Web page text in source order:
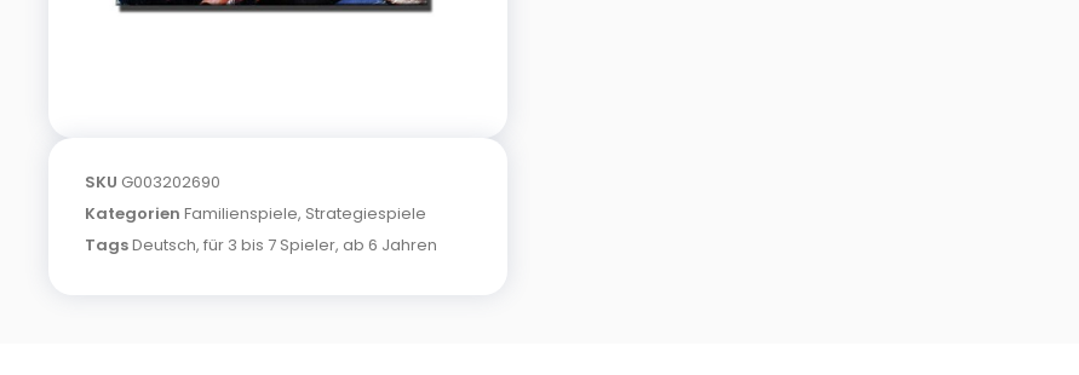
SKU G003202690
Kategorien Familienspiele, Strategiespiele
TagsDeutsch, für 3 bis 7 Spieler, ab 6 Jahren